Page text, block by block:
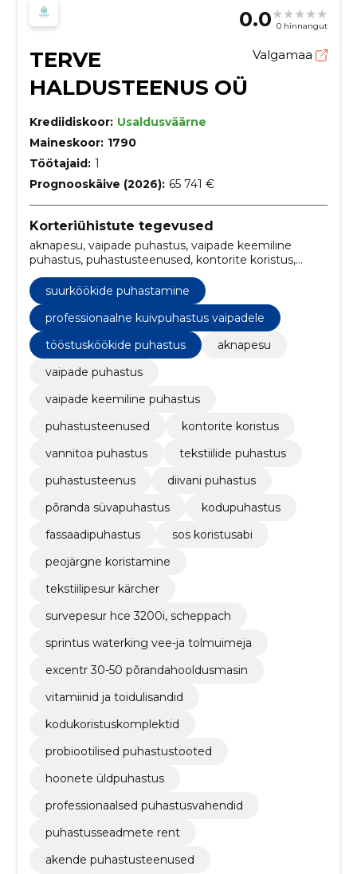
0.0 0 hinnangut
TERVE
HALDUSTEENUS OÜ
Valgamaa
Krediidiskoor: Usaldusväärne
Maineskoor: 1790
Töötajaid: 1
Prognooskäive (2026): 65 741 €
Korteriühistute tegevused
aknapesu, vaipade puhastus, vaipade keemiline
puhastus, puhastusteenused, kontorite koristus,
vannitoa puhastus, tekstiilide puhastus,
puhastusteenus, diivani puhastus, põranda
süvapuhastus
suurköökide puhastamine
professionaalne kuivpuhastus vaipadele
tööstusköökide puhastus
aknapesu
vaipade puhastus
vaipade keemiline puhastus
puhastusteenused
kontorite koristus
vannitoa puhastus
tekstiilide puhastus
puhastusteenus
diivani puhastus
põranda süvapuhastus
kodupuhastus
fassaadipuhastus
sos koristusabi
peojärgne koristamine
tekstiilipesur kärcher
survepesur hce 3200i, scheppach
sprintus waterking vee-ja tolmuimeja
excentr 30-50 põrandahooldusmasin
vitamiinid ja toidulisandid
kodukoristuskomplektid
probiootilised puhastustooted
hoonete üldpuhastus
professionaalsed puhastusvahendid
puhastusseadmete rent
akende puhastusteenused